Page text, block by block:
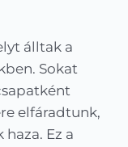
álltak a
Sokat
elfáradtunk,
Ez a